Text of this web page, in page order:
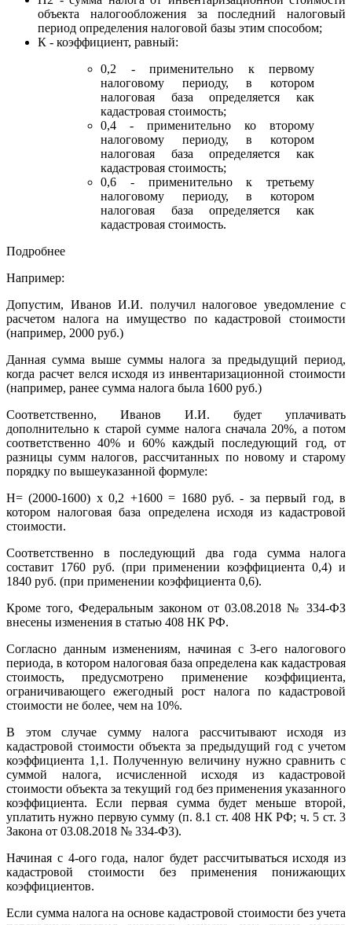
объекта налогообложения за последний налоговый
период определения налоговой базы этим способом;
К - коэффициент, равный:
0,2 - применительно к первому
налоговому периоду, в котором
налоговая база определяется как
кадастровая стоимость;
0,4 - применительно ко второму
налоговому периоду, в котором
налоговая база определяется как
кадастровая стоимость;
0,6 - применительно к третьему
налоговому периоду, в котором
налоговая база определяется как
кадастровая стоимость.
Подробнее
Например:
Допустим, Иванов И.И. получил налоговое уведомление с
расчетом налога на имущество по кадастровой стоимости
(например, 2000 руб.)
Данная сумма выше суммы налога за предыдущий период,
когда расчет велся исходя из инвентаризационной стоимости
(например, ранее сумма налога была 1600 руб.)
Соответственно, Иванов И.И. будет уплачивать
дополнительно к старой сумме налога сначала 20%, а потом
соответственно 40% и 60% каждый последующий год, от
разницы сумм налогов, рассчитанных по новому и старому
порядку по вышеуказанной формуле:
Н= (2000-1600) x 0,2 +1600 = 1680 руб. - за первый год, в
котором налоговая база определена исходя из кадастровой
стоимости.
Соответственно в последующий два года сумма налога
составит 1760 руб. (при применении коэффициента 0,4) и
1840 руб. (при применении коэффициента 0,6).
Кроме того, Федеральным законом от 03.08.2018 № 334-ФЗ
внесены изменения в статью 408 НК РФ.
Согласно данным изменениям, начиная с 3-его налогового
периода, в котором налоговая база определена как кадастровая
стоимость, предусмотрено применение коэффициента,
ограничивающего ежегодный рост налога по кадастровой
стоимости не более, чем на 10%.
В этом случае сумму налога рассчитывают исходя из
кадастровой стоимости объекта за предыдущий год с учетом
коэффициента 1,1. Полученную величину нужно сравнить с
суммой налога, исчисленной исходя из кадастровой
стоимости объекта за текущий год без применения указанного
коэффициента. Если первая сумма будет меньше второй,
уплатить нужно первую сумму (п. 8.1 ст. 408 НК РФ; ч. 5 ст. 3
Закона от 03.08.2018 № 334-ФЗ).
Начиная с 4-ого года, налог будет рассчитываться исходя из
кадастровой стоимости без применения понижающих
коэффициентов.
Если сумма налога на основе кадастровой стоимости без учета